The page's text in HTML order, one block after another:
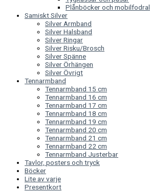
Plånböcker och mobilfodral
Samiskt Silver
Silver Armband
Silver Halsband
Silver Ringar
Silver Risku/Brosch
Silver Spänne
Silver Örhängen
Silver Övrigt
Tennarmband
Tennarmband 15 cm
Tennarmband 16 cm
Tennarmband 17 cm
Tennarmband 18 cm
Tennarmband 19 cm
Tennarmband 20 cm
Tennarmband 21 cm
Tennarmband 22 cm
Tennarmband Justerbar
Tavlor, posters och tryck
Böcker
Lite av varje
Presentkort